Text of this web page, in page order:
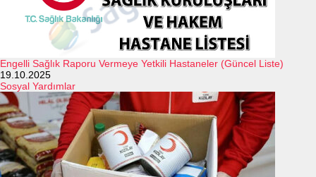
Engelli Sağlık Raporu Vermeye Yetkili Hastaneler (Güncel Liste)
19.10.2025
Sosyal Yardımlar